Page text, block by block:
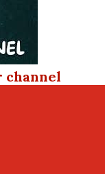
channel